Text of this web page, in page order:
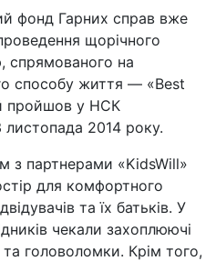
фонд Гарних справ вже
щорічного
спрямованого на
способу життя — «Best
пройшов у НСК
листопада 2014 року.
з партнерами «KidsWill»
для комфортного
та їх батьків. У
чекали захоплюючі
головоломки. Крім того,